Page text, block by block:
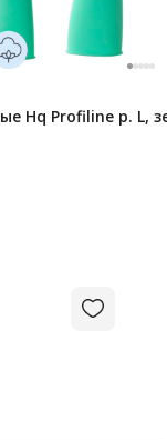
Hq Profiline р. L,